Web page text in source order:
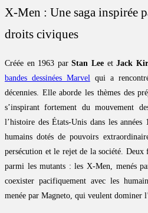
X-Men : Une saga inspirée
droits civiques
Créée en 1963 parStan Lee etJack
bandes dessinées Marvel
qui a
décennies. Elle aborde les thèmes des
s’inspirant fortement du mouvement
l’histoire des États-Unis dans les
humains dotés de pouvoirs
persécution et le rejet de la société. Deux
parmi les mutants : les X-Men, menés
coexister pacifiquement avec les
menée par Magneto, qui veulent dominer